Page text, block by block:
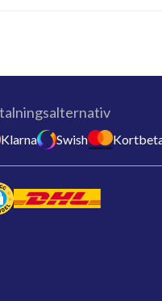
Klarna Swish